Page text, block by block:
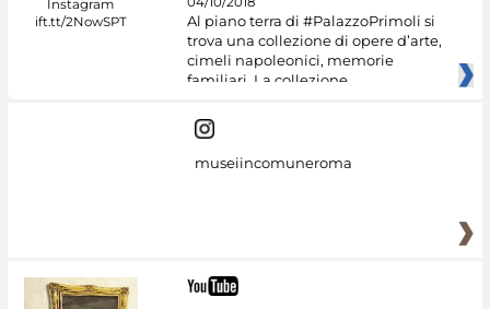
Al piano terra di #PalazzoPrimoli si
trova una collezione di opere d’arte,
cimeli napoleonici, memorie
familiari. La collezione
museiincomuneroma